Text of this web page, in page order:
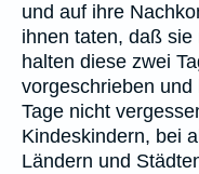
und auf ihre
ihnen taten, daß
halten diese zwei
vorgeschrieben und
Tage nicht
Kindeskindern, bei
Ländern und